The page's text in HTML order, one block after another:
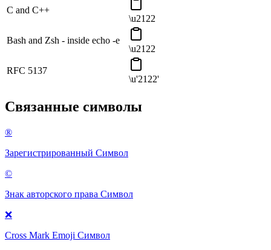
C and C++
\u2122
Bash and Zsh - inside echo -e
\u2122
RFC 5137
\u'2122'
Связанные символы
®
Зарегистрированный Символ
©
Знак авторского права Символ
❌
Cross Mark Emoji Символ